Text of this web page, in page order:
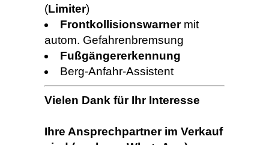
(Limiter)
Frontkollisionswarner mit
autom. Gefahrenbremsung
Fußgängererkennung
Berg-Anfahr-Assistent
Vielen Dank für Ihr Interesse
Ihre Ansprechpartner im Verkauf